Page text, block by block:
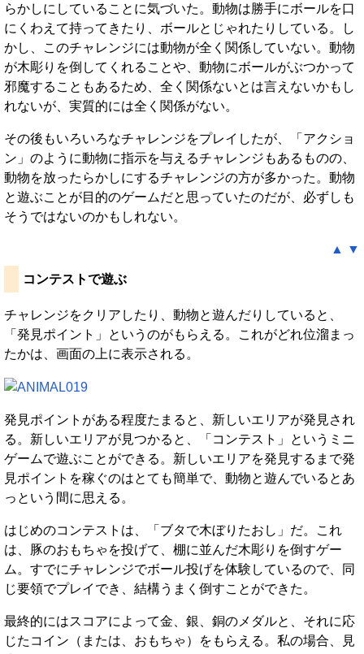
らかしにしていることに気づいた。動物は勝手にボールを口
にくわえて持ってきたり、ボールとじゃれたりしている。し
かし、このチャレンジには動物が全く関係していない。動物
が木彫りを倒してくれることや、動物にボールがぶつかって
邪魔することもあるため、全く関係ないとは言えないかもし
れないが、実質的には全く関係がない。
その後もいろいろなチャレンジをプレイしたが、「アクショ
ン」のように動物に指示を与えるチャレンジもあるものの、
動物を放ったらかしにするチャレンジの方が多かった。動物
と遊ぶことが目的のゲームだと思っていたのだが、必ずしも
そうではないのかもしれない。
▲ ▼
コンテストで遊ぶ
チャレンジをクリアしたり、動物と遊んだりしていると、
「発見ポイント」というのがもらえる。これがどれ位溜まっ
たかは、画面の上に表示される。
発見ポイントがある程度たまると、新しいエリアが発見され
る。新しいエリアが見つかると、「コンテスト」というミニ
ゲームで遊ぶことができる。新しいエリアを発見するまで発
見ポイントを稼ぐのはとても簡単で、動物と遊んでいるとあ
っという間に思える。
はじめのコンテストは、「ブタで木ぼりたおし」だ。これ
は、豚のおもちゃを投げて、棚に並んだ木彫りを倒すゲー
ム。すでにチャレンジでボール投げを体験しているので、同
じ要領でプレイでき、結構うまく倒すことができた。
最終的にはスコアによって金、銀、銅のメダルと、それに応
じたコイン（または、おもちゃ）をもらえる。私の場合、見